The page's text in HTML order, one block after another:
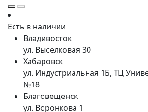
Есть в наличии
Владивосток
ул. Выселковая 30
Хабаровск
ул. Индустриальная 1Б, ТЦ
№18
Благовещенск
ул. Воронкова 1